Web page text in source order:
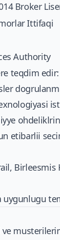
Broker
Ittifaqi
Authority
teqdim edir:
etibarlii